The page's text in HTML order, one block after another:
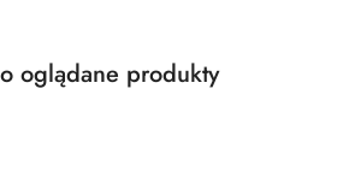
oglądane produkty